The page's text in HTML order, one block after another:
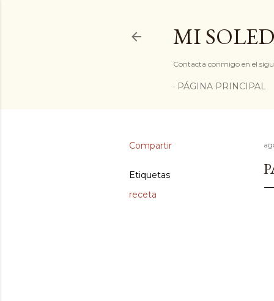
MI
Contacta conmigo en el
PÁGINA PRINCIPAL
Compartir
Etiquetas
receta